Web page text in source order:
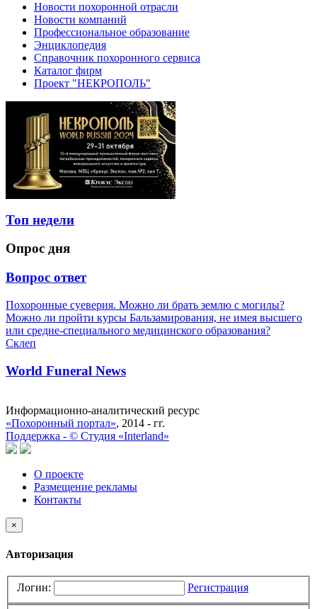
Новости похоронной отрасли
Новости компаний
Профессиональное образование
Энциклопедия
Справочник похоронного сервиса
Каталог фирм
Проект "НЕКРОПОЛЬ"
Топ недели
Опрос дня
Вопрос ответ
Похоронные суеверия. Можно ли брать землю с могилы?
Можно ли пройти курсы Бальзамирования, не имея высшего
или средне-специального медицинского образования?
Склеп
World Funeral News
Информационно-аналитический ресурс
«Похоронный портал», 2014 - гг.
Поддержка - © Cтудия «Interland»
О проекте
Размещение рекламы
Контакты
×
Авторизация
Логин: Регистрация